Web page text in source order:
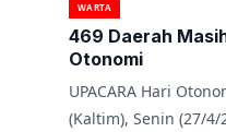
WARTA
469 Daerah
Otonomi
UPACARA Hari
(Kaltim), Senin (27/